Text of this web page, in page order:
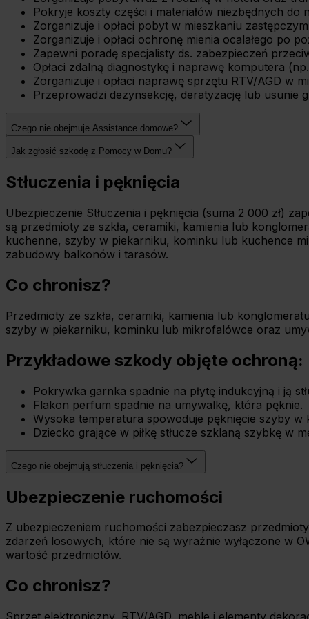
Pokryje koszty części i materiałów niezbędnych do
Zorganizuje i opłaci pobyt w mieszkaniu
Zorganizuje i opłaci ochronę mienia ocalałego po
Zapewni poradę specjalisty ds. zabezpieczeń
Opłaci zdalną diagnostykę i naprawę komputera
Zorganizuje i opłaci naprawę sprzętu RTV/AGD w
Przeprowadzi dezynsekcję, deratyzację lub usunie
Czego nie obejmuje Assistance domowe?
Jak zgłosić szkodę z Pomocy w Domu?
Stłuczenia i pęknięcia
Ubezpieczenie Stłuczenia i pęknięcia (suma 2 000 zł)
są przedmioty ze szkła, ceramiki, kamienia lub
kuchenne, szyby w piekarniku, kominku lub kuchence
zabudowy balkonów i tarasów.
Co chronisz?
Przedmioty ze szkła, ceramiki, kamienia lub
szyby w piekarniku, kominku lub mikrofalówce oraz
Przykładowe szkody objęte ochroną:
Pokrywka garnka spadnie na płytę indukcyjną i ją
Flakon perfum spadnie na umywalkę, która pęknie.
Wysoka temperatura spowoduje pęknięcie szyby w
Dziecko grające w piłkę stłucze szklaną szybkę w
Czego nie obejmują stłuczenia i pęknięcia?
Ubezpieczenie ruchomości
Z ubezpieczeniem ruchomości zabezpieczasz
zdarzeń losowych, które nie są wyraźnie wyłączone w
wartość przedmiotów.
Co chronisz?